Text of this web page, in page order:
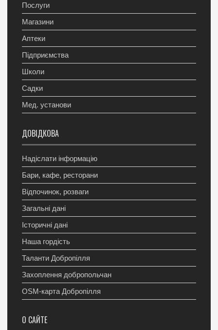
Послуги
Магазини
Аптеки
Підприємства
Школи
Садки
Мед. установи
ДОВІДКОВА
Надіслати інформацію
Бари, кафе, ресторани
Відпочинок, розваги
Загальні дані
Історичні дані
Наша гордість
Таланти Добропілля
Захоплення добропольчан
OSM-карта Добропілля
О САЙТЕ